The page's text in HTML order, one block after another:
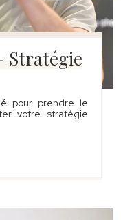
Stratégie
pour prendre le
votre stratégie